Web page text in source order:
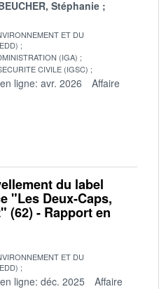
Stéphanie
ET DU
(IGA)
CIVILE (IGSC)
ligne: avr. 2026
Affaire
du label
"Les Deux-Caps,
(62) - Rapport en
ET DU
ligne: déc. 2025
Affaire